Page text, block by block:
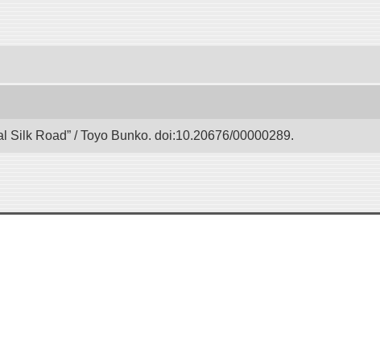
Silk Road” / Toyo Bunko. doi:10.20676/00000289.